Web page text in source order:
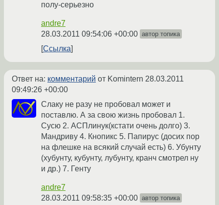
полу-серьезно
andre7
28.03.2011 09:54:06 +00:00 автор топика
Ссылка
Ответ на: комментарий от Komintern 28.03.2011
09:49:26 +00:00
Слаку не разу не пробовал может и
поставлю. А за свою жизнь пробовал 1.
Сусю 2. АСПлинук(кстати очень долго) 3.
Мандриву 4. Кнопикс 5. Папирус (досих пор
на флешке на всякий случай есть) 6. Убунту
(хубунту, кубунту, лубунту, кранч смотрел ну
и др.) 7. Генту
andre7
28.03.2011 09:58:35 +00:00 автор топика